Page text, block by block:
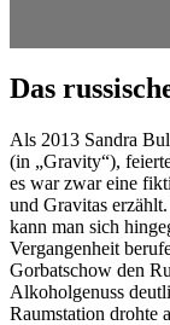
Das
Als 2013 Sandra
(in „Gravity“),
es war zwar eine
und Gravitas
kann man sich
Vergangenheit
Gorbatschow den
Alkoholgenuss
Raumstation drohte